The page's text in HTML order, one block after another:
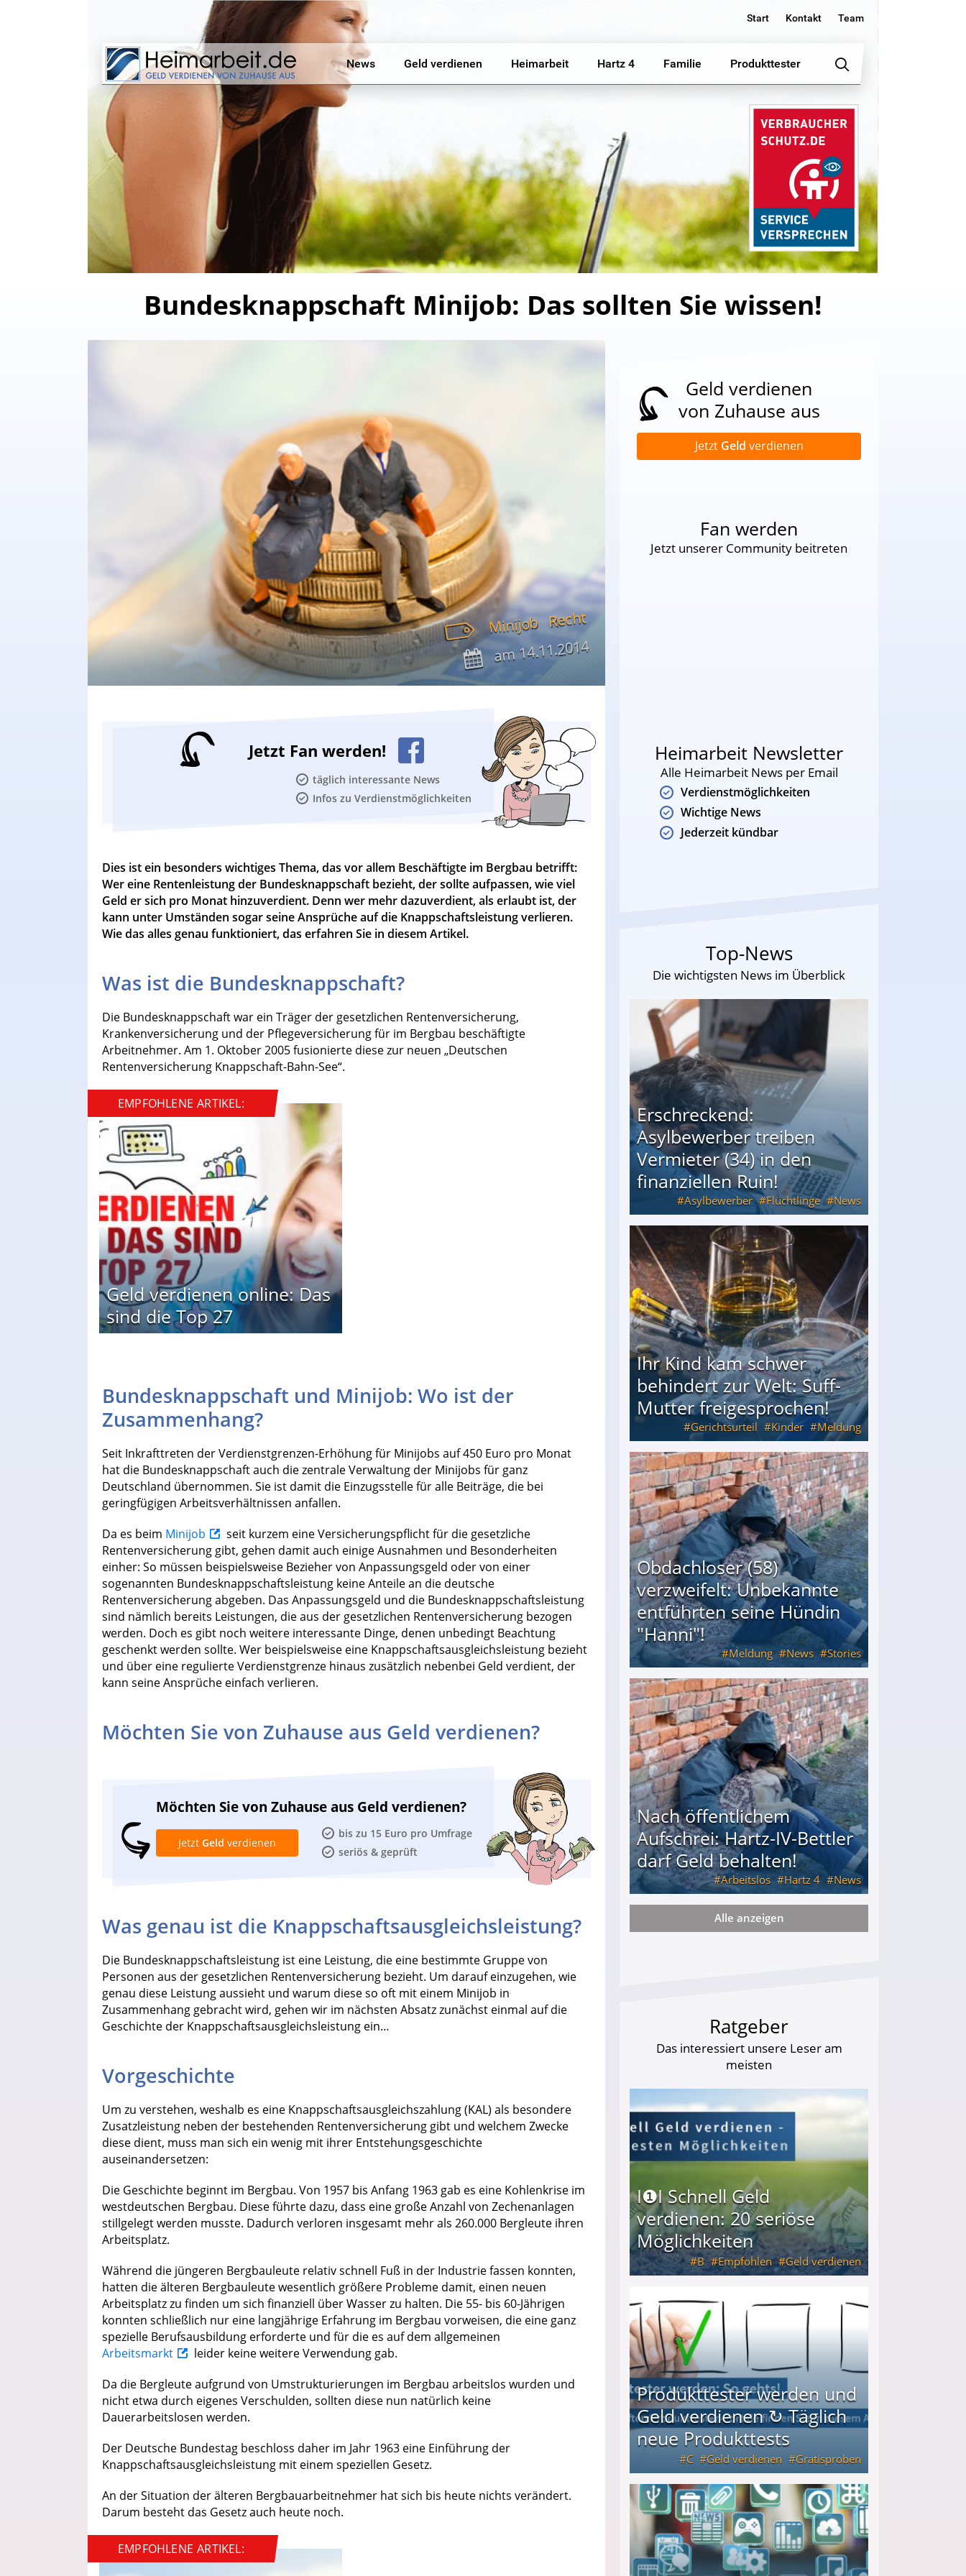
Start Kontakt Team
News Geld verdienen Heimarbeit Hartz 4 Familie Produkttester
Bundesknappschaft Minijob: Das sollten Sie wissen!
Minijob Recht
am14.11.2014
Jetzt Fan werden!
täglich interessante News
Infos zu Verdienstmöglichkeiten
Dies ist ein besonders wichtiges Thema, das vor allem Beschäftigte im Bergbau betrifft:
Wer eine Rentenleistung der Bundesknappschaft bezieht, der sollte aufpassen, wie viel
Geld er sich pro Monat hinzuverdient. Denn wer mehr dazuverdient, als erlaubt ist, der
kann unter Umständen sogar seine Ansprüche auf die Knappschaftsleistung verlieren.
Wie das alles genau funktioniert, das erfahren Sie in diesem Artikel.
Was ist die Bundesknappschaft?
Die Bundesknappschaft war ein Träger der gesetzlichen Rentenversicherung,
Krankenversicherung und der Pflegeversicherung für im Bergbau beschäftigte
Arbeitnehmer. Am 1. Oktober 2005 fusionierte diese zur neuen „Deutschen
Rentenversicherung Knappschaft-Bahn-See“.
EMPFOHLENE ARTIKEL:
Geld verdienen online: Das
sind die Top 27
Bundesknappschaft und Minijob: Wo ist der
Zusammenhang?
Seit Inkrafttreten der Verdienstgrenzen-Erhöhung für Minijobs auf 450 Euro pro Monat
hat die Bundesknappschaft auch die zentrale Verwaltung der Minijobs für ganz
Deutschland übernommen. Sie ist damit die Einzugsstelle für alle Beiträge, die bei
geringfügigen Arbeitsverhältnissen anfallen.
Da es beim Minijob
seit kurzem eine Versicherungspflicht für die gesetzliche
Rentenversicherung gibt, gehen damit auch einige Ausnahmen und Besonderheiten
einher: So müssen beispielsweise Bezieher von Anpassungsgeld oder von einer
sogenannten Bundesknappschaftsleistung keine Anteile an die deutsche
Rentenversicherung abgeben. Das Anpassungsgeld und die Bundesknappschaftsleistung
sind nämlich bereits Leistungen, die aus der gesetzlichen Rentenversicherung bezogen
werden. Doch es gibt noch weitere interessante Dinge, denen unbedingt Beachtung
geschenkt werden sollte. Wer beispielsweise eine Knappschaftsausgleichsleistung bezieht
und über eine regulierte Verdienstgrenze hinaus zusätzlich nebenbei Geld verdient, der
kann seine Ansprüche einfach verlieren.
Möchten Sie von Zuhause aus Geld verdienen?
Möchten Sie von Zuhause aus Geld verdienen?
bis zu 15 Euro pro Umfrage
seriös & geprüft
Jetzt Geld verdienen
Was genau ist die Knappschaftsausgleichsleistung?
Die Bundesknappschaftsleistung ist eine Leistung, die eine bestimmte Gruppe von
Personen aus der gesetzlichen Rentenversicherung bezieht. Um darauf einzugehen, wie
genau diese Leistung aussieht und warum diese so oft mit einem Minijob in
Zusammenhang gebracht wird, gehen wir im nächsten Absatz zunächst einmal auf die
Geschichte der Knappschaftsausgleichsleistung ein…
Vorgeschichte
Um zu verstehen, weshalb es eine Knappschaftsausgleichszahlung (KAL) als besondere
Zusatzleistung neben der bestehenden Rentenversicherung gibt und welchem Zwecke
diese dient, muss man sich ein wenig mit ihrer Entstehungsgeschichte
auseinandersetzen:
Die Geschichte beginnt im Bergbau. Von 1957 bis Anfang 1963 gab es eine Kohlenkrise im
westdeutschen Bergbau. Diese führte dazu, dass eine große Anzahl von Zechenanlagen
stillgelegt werden musste. Dadurch verloren insgesamt mehr als 260.000 Bergleute ihren
Arbeitsplatz.
Während die jüngeren Bergbauleute relativ schnell Fuß in der Industrie fassen konnten,
hatten die älteren Bergbauleute wesentlich größere Probleme damit, einen neuen
Arbeitsplatz zu finden um sich finanziell über Wasser zu halten. Die 55- bis 60-Jährigen
konnten schließlich nur eine langjährige Erfahrung im Bergbau vorweisen, die eine ganz
spezielle Berufsausbildung erforderte und für die es auf dem allgemeinen
Arbeitsmarkt
leider keine weitere Verwendung gab.
Da die Bergleute aufgrund von Umstrukturierungen im Bergbau arbeitslos wurden und
nicht etwa durch eigenes Verschulden, sollten diese nun natürlich keine
Dauerarbeitslosen werden.
Der Deutsche Bundestag beschloss daher im Jahr 1963 eine Einführung der
Knappschaftsausgleichsleistung mit einem speziellen Gesetz.
An der Situation der älteren Bergbauarbeitnehmer hat sich bis heute nichts verändert.
Darum besteht das Gesetz auch heute noch.
EMPFOHLENE ARTIKEL:
Geld verdienen
von Zuhause aus
Jetzt Geld verdienen
Fan werden
Jetzt unserer Community beitreten
Heimarbeit Newsletter
Alle Heimarbeit News per Email
Verdienstmöglichkeiten
Wichtige News
Jederzeit kündbar
Top-News
Die wichtigsten News im Überblick
Erschreckend:
Asylbewerber treiben
Vermieter (34) in den
finanziellen Ruin!
Asylbewerber Flüchtlinge News
Erschreckend: Asylbewerber treiben Vermieter (34) in den finanziellen Ruin!
Ihr Kind kam schwer
behindert zur Welt: Suff-
Mutter freigesprochen!
Gerichtsurteil Kinder Meldung
Ihr Kind kam schwer behindert zur Welt: Suff-Mutter freigesprochen!
Obdachloser (58)
verzweifelt: Unbekannte
entführten seine Hündin
"Hanni"!
Meldung News Stories
Obdachloser (58) verzweifelt: Unbekannte entführten seine Hündin "Hanni"!
Nach öffentlichem
Aufschrei: Hartz-IV-Bettler
darf Geld behalten!
Arbeitslos Hartz 4 News
Nach öffentlichem Aufschrei: Hartz-IV-Bettler darf Geld behalten!
Alle anzeigen
Ratgeber
Das interessiert unsere Leser am
meisten
I❶I Schnell Geld
verdienen: 20 seriöse
Möglichkeiten
B Empfohlen Geld verdienen
I❶I Schnell Geld verdienen: 20 seriöse Möglichkeiten
Produkttester werden und
Geld verdienen ↻ Täglich
neue Produkttests
C Geld verdienen Gratisproben
Produkttester werden und Geld verdienen ↻ Täglich neue Produkttests